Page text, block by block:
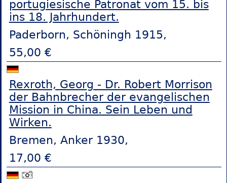
portugiesische Patronat vom 15. bis
ins 18. Jahrhundert.
Paderborn, Schöningh 1915,
55,00 €
Rexroth, Georg - Dr. Robert Morrison
der Bahnbrecher der evangelischen
Mission in China. Sein Leben und
Wirken.
Bremen, Anker 1930,
17,00 €